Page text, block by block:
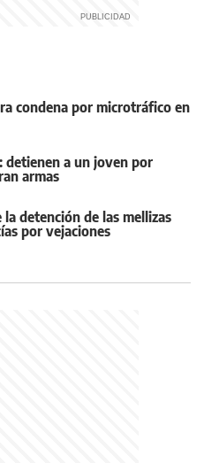
condena por microtráfico en
detienen a un joven por
armas
detención de las mellizas
por vejaciones